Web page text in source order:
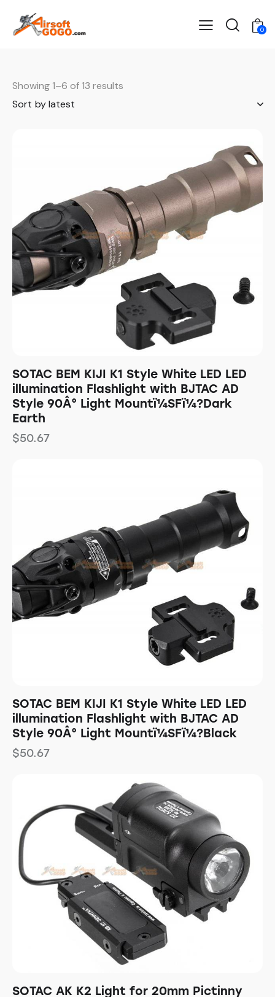
0
Showing 1–6 of 13 results
SOTAC BEM KIJI K1 Style White LED LED
illumination Flashlight with BJTAC AD
Style 90Â° Light Mountï¼SFï¼?Dark
Earth
$50.67
SOTAC BEM KIJI K1 Style White LED LED
illumination Flashlight with BJTAC AD
Style 90Â° Light Mountï¼SFï¼?Black
$50.67
SOTAC AK K2 Light for 20mm Pictinny